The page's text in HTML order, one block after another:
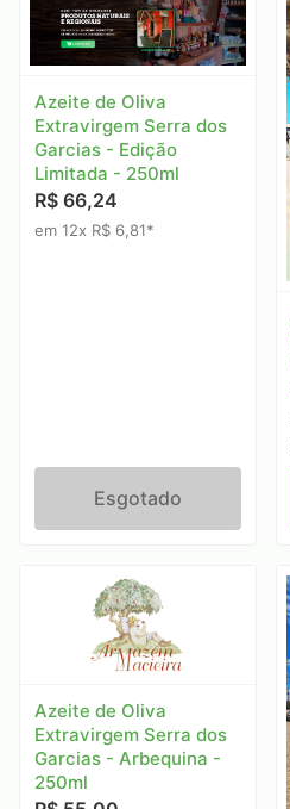
Azeite de Oliva
Extravirgem Serra dos
Garcias - Edição
Limitada - 250ml
R$ 66,24
em 12x R$ 6,81*
Esgotado
Azeite de Oliva
Extravirgem Serra dos
Garcias - Arbequina -
250ml